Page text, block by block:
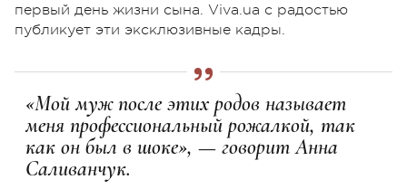
первый день жизни сына. Viva.ua с радостью
публикует эти эксклюзивные кадры.
«Мой муж после этих родов называет
меня профессиональный рожалкой, так
как он был в шоке», — говорит Анна
Саливанчук.